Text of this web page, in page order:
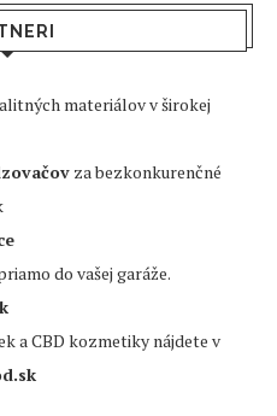
materiálov v širokej
za bezkonkurenčné
do vašej garáže.
a CBD kozmetiky nájdete v